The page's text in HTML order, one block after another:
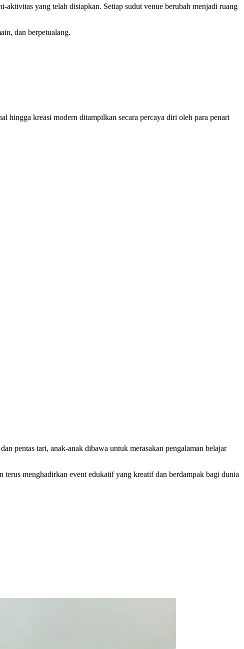
yang telah disiapkan. Setiap sudut venue berubah menjadi ruang
dan berpetualang.
hingga kreasi modern ditampilkan secara percaya diri oleh para penari
pentas tari, anak-anak dibawa untuk merasakan pengalaman belajar
menghadirkan event edukatif yang kreatif dan berdampak bagi dunia